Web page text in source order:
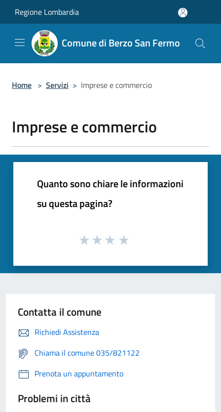
Regione Lombardia
Comune di Berzo San Fermo
Home > Servizi > Imprese e commercio
Imprese e commercio
Quanto sono chiare le informazioni
su questa pagina?
Contatta il comune
Richiedi Assistenza
Chiama il comune 035/821122
Prenota un appuntamento
Problemi in città